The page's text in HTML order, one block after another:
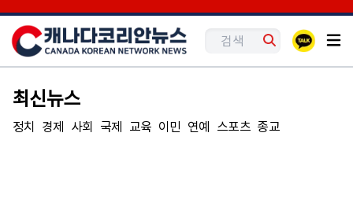
최신뉴스
정치 경제 사회 국제 교육 이민 연예 스포츠 종교